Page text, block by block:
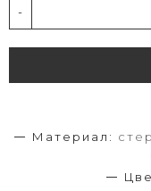
-
Материал: